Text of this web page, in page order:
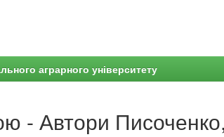
аграрного університету
- Автори